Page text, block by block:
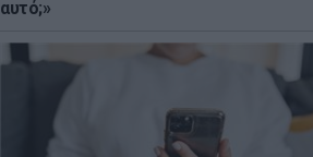
αυτό;»